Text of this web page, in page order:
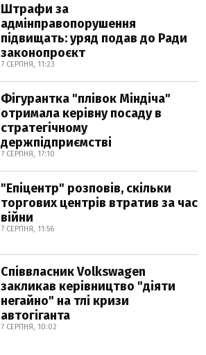
Штрафи за
адмінправопорушення
підвищать: уряд подав до Ради
законопроєкт
7 СЕРПНЯ, 11:23
Фігурантка "плівок Міндіча"
отримала керівну посаду в
стратегічному
держпідприємстві
7 СЕРПНЯ, 17:10
"Епіцентр" розповів, скільки
торгових центрів втратив за час
війни
7 СЕРПНЯ, 11:56
Співвласник Volkswagen
закликав керівництво "діяти
негайно" на тлі кризи
автогіганта
7 СЕРПНЯ, 10:02